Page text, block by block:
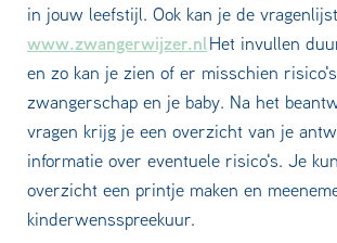
in jouw leefstijl. Ook kan je de
www.zwangerwijzer.nlHet invullen
en zo kan je zien of er misschien
zwangerschap en je baby. Na het
vragen krijg je een overzicht van je
informatie over eventuele risico's. Je
overzicht een printje maken en
kinderwensspreekuur.